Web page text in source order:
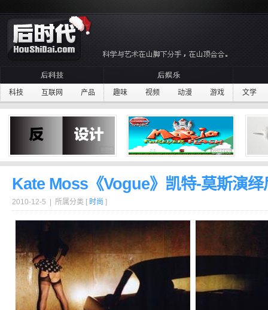
科技 互联网 产品 趣味 视频 动漫 游戏 文学
Kate Moss《Vogue》凯特-莫斯演
2010-12-5 | 所属分类 [ 时尚 ]